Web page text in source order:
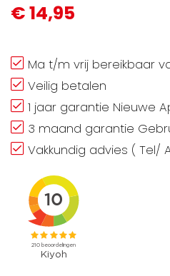
€ 14,95
Ma t/m vrij bereikbaar
Veilig betalen
1 jaar garantie Nieuwe
3 maand garantie
Vakkundig advies ( Tel/